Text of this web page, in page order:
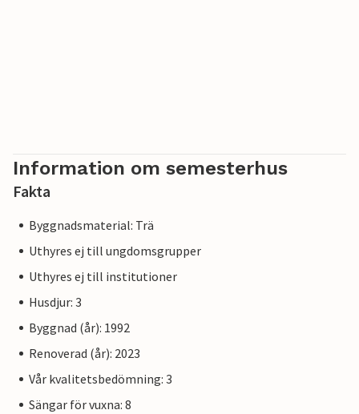
Information om semesterhus
Fakta
Byggnadsmaterial: Trä
Uthyres ej till ungdomsgrupper
Uthyres ej till institutioner
Husdjur: 3
Byggnad (år): 1992
Renoverad (år): 2023
Vår kvalitetsbedömning: 3
Sängar för vuxna: 8